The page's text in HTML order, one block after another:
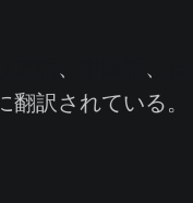
、 、
翻訳されている。